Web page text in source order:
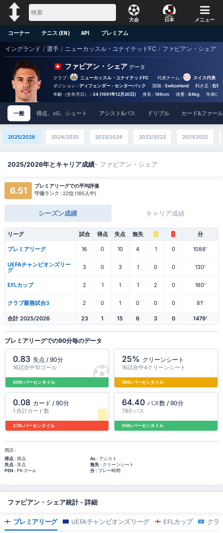
大会 日本 メニュー
コーナー テニス (EN) API プレミアム
イングランド / 選手 / ニューカッスル・ユナイテッドFC / ファビアン・シェア
ファビアン・シェア データ
クラブ : ニューカッスル・ユナイテッドFC 代表チーム :
スイス代表
ポジション : ディフェンダー - センターバック 国籍 : Switzerland 利き足 : 右利
年齢（生年月日） : 34 (1991年12月20日) 身長 : 186cm 体重 : 84kg 年俸(ユ
一般 得点、xG、シュート アシスト&パス ドリブル カード&ファール
2025/2026 2024/2025 2023/2024 2022/2023 2021/2022
2025/2026年とキャリア成績- ファビアン・シェア
6.51
プレミアリーグでの平均評価
守備ランク : 22位 (185人中)
シーズン成績 キャリア成績
リーグ 試合 得点 失点 無失 分
プレミアリーグ 16 0 10 4 1 0 1088'
UEFAチャンピオンズリー
グ 3 0 3 1 0 0 130'
EFLカップ 2 1 1 1 2 0 180'
クラブ親善試合3 2 0 1 0 0 0 81'
合計 2025/2026 23 1 15 6 3 0 1479'
プレミアリーグでの90分毎のデータ
0.83 失点 / 90分
16試合中10ゴール
89th パーセンタイル
25% クリーンシート
16試合中4クリーンシート
56th パーセンタイル
0.08 カード / 90分
1 合計カード数
27th パーセンタイル
64.40 パス数 / 90分
780 パス
95th パーセンタイル
用語 :
得点: 得点 As: アシスト
失点: 失点 無失: クリーンシート
PEN : PKゴール 分: プレー時間
ファビアン・シェア統計 - 詳細
プレミアリーグ UEFAチャンピオンズリーグ EFLカップ クラ